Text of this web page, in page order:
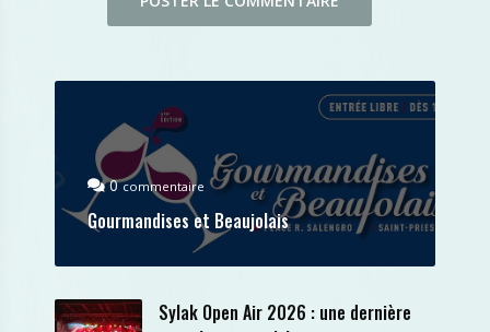
0commentaire
Gourmandises et Beaujolais
Sylak Open Air 2026 : une dernière